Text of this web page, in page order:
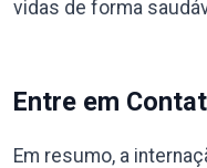
vidas de forma
Entre em
Em resumo, a